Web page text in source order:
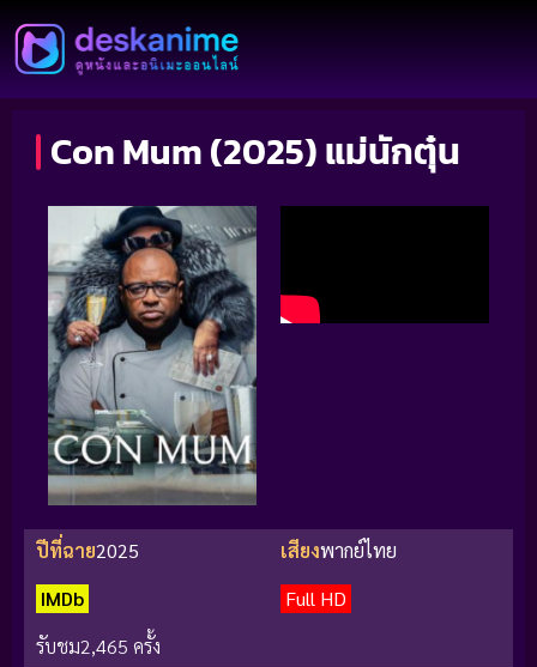
Con Mum (2025) แม่นักตุ๋น
ปีที่ฉาย2025 เสียงพากย์ไทย
IMDb
Full HD
รับชม2,465 ครั้ง